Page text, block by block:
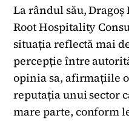
La rândul său,
Root Hospitality
situația reflectă mai
percepție între
opinia sa, afirmațiile
reputația unui sector
mare parte, conform